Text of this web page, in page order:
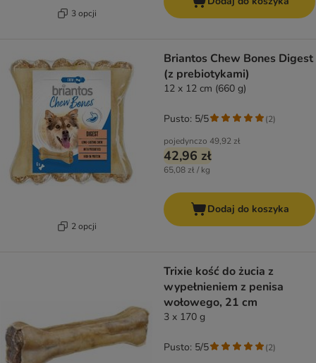
3 opcji
2 opcji
Briantos Chew Bones Digest
(z prebiotykami)
12 x 12 cm (660 g)
pojedynczo 49,92 zł
42,96 zł
65,08 zł / kg
Pusto: 5/5 (2)
Dodaj do koszyka
Trixie kość do żucia z
wypełnieniem z penisa
wołowego, 21 cm
3 x 170 g
Pusto: 5/5 (2)